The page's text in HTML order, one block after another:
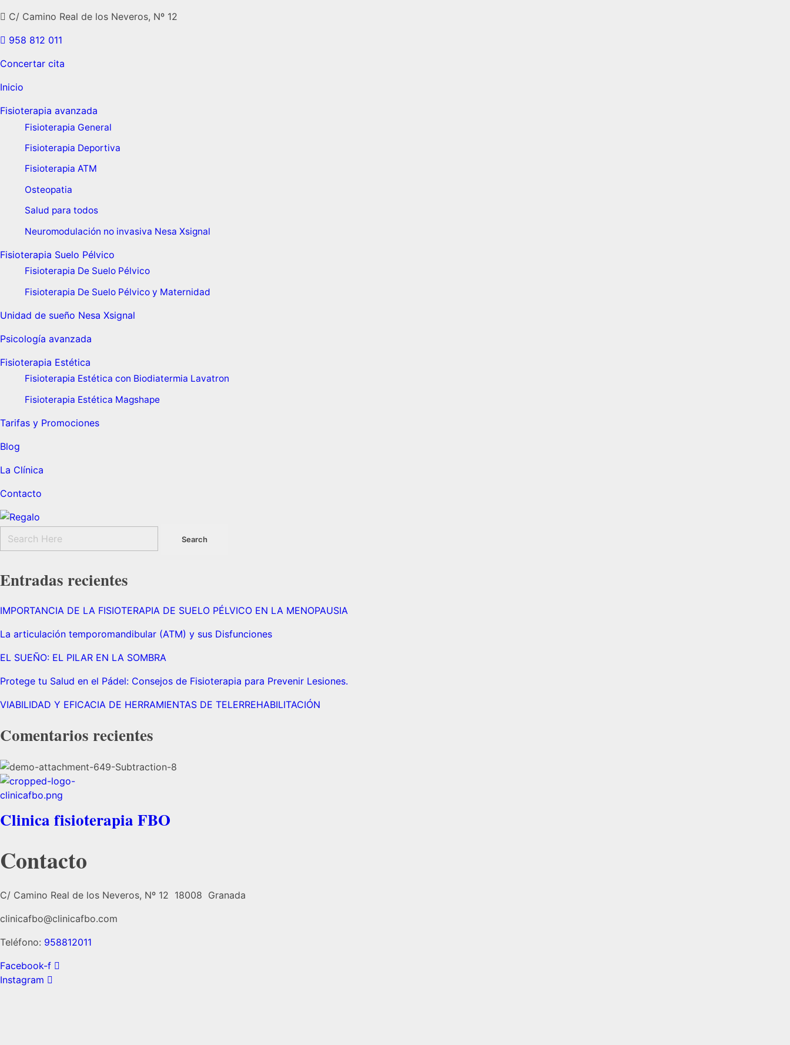
C/ Camino Real de los Neveros, Nº 12
958 812 011
Concertar cita
Inicio
Fisioterapia avanzada
Fisioterapia General
Fisioterapia Deportiva
Fisioterapia ATM
Osteopatia
Salud para todos
Neuromodulación no invasiva Nesa Xsignal
Fisioterapia Suelo Pélvico
Fisioterapia De Suelo Pélvico
Fisioterapia De Suelo Pélvico y Maternidad
Unidad de sueño Nesa Xsignal
Psicología avanzada
Fisioterapia Estética
Fisioterapia Estética con Biodiatermia Lavatron
Fisioterapia Estética Magshape
Tarifas y Promociones
Blog
La Clínica
Contacto
Entradas recientes
IMPORTANCIA DE LA FISIOTERAPIA DE SUELO PÉLVICO EN LA MENOPAUSIA
La articulación temporomandibular (ATM) y sus Disfunciones
EL SUEÑO: EL PILAR EN LA SOMBRA
Protege tu Salud en el Pádel: Consejos de Fisioterapia para Prevenir Lesiones.
VIABILIDAD Y EFICACIA DE HERRAMIENTAS DE TELERREHABILITACIÓN
Comentarios recientes
Clinica fisioterapia FBO
Contacto
C/ Camino Real de los Neveros, Nº 12 18008 Granada
clinicafbo@clinicafbo.com
Teléfono: 958812011
Facebook-f
Instagram